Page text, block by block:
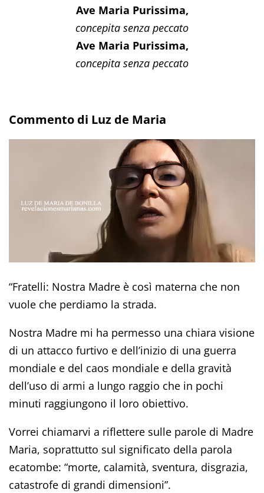
Ave Maria Purissima,
concepita senza peccato
Ave Maria Purissima,
concepita senza peccato
Commento di Luz de Maria
“Fratelli: Nostra Madre è così materna che non
vuole che perdiamo la strada.
Nostra Madre mi ha permesso una chiara visione
di un attacco furtivo e dell’inizio di una guerra
mondiale e del caos mondiale e della gravità
dell’uso di armi a lungo raggio che in pochi
minuti raggiungono il loro obiettivo.
Vorrei chiamarvi a riflettere sulle parole di Madre
Maria, soprattutto sul significato della parola
ecatombe: “morte, calamità, sventura, disgrazia,
catastrofe di grandi dimensioni”.